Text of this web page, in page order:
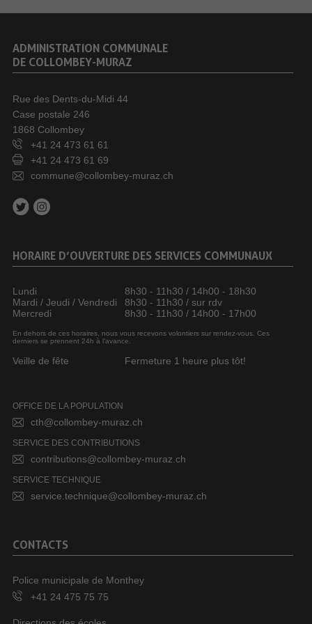
ADMINISTRATION COMMUNALE
DE COLLOMBEY-MURAZ
Rue des Dents-du-Midi 44
Case postale 246
1868 Collombey
+41 24 473 61 61
+41 24 473 61 69
commune@collombey-muraz.ch
HORAIRE D’OUVERTURE DES SERVICES COMMUNAUX
Lundi
8h30 - 11h30 / 14h00 - 18h30
Mardi / Jeudi / Vendredi
8h30 - 11h30 / sur rdv
Mercredi
8h30 - 11h30 / 14h00 - 17h00
En dehors de ces horaires, nous vous recevons volontiers sur rendez-vous. Ces
derniers se prennent 24h à l’avance.
Veille de fête Fermeture 1 heure plus tôt!
OFFICE DE LA POPULATION
cth@collombey-muraz.ch
SERVICE DES CONTRIBUTIONS
contributions@collombey-muraz.ch
SERVICE TECHNIQUE
service.technique@collombey-muraz.ch
CONTACTS
Police municipale de Monthey
+41 24 475 75 75